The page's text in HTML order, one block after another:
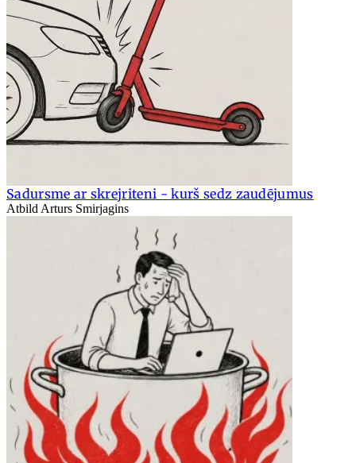
Sadursme ar skrejriteni - kurš sedz zaudējumus
Atbild Arturs Smirjagins